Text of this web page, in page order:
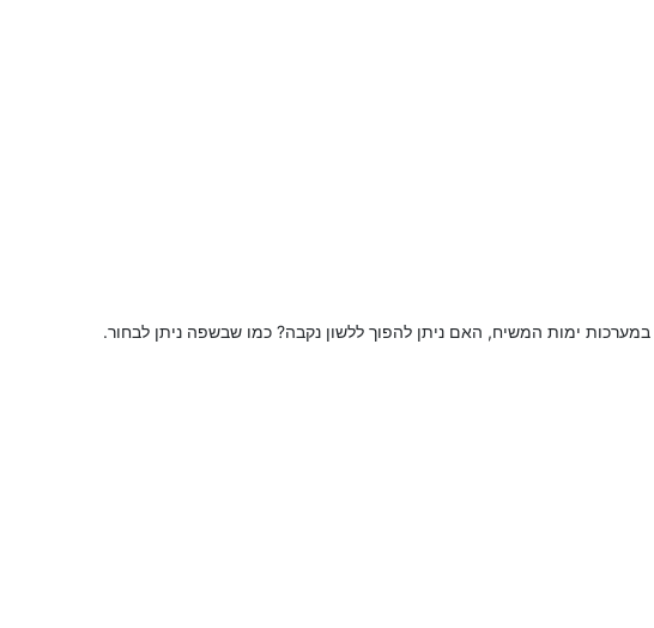
ימות המשיח, האם ניתן להפוך ללשון נקבה? כמו שבשפה ניתן לבחור.